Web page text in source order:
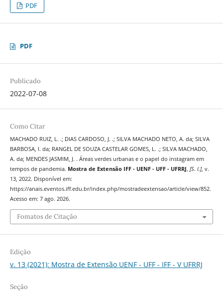
PDF
PDF
Publicado
2022-07-08
Como Citar
MACHADO RUIZ, L. .; DIAS CARDOSO, J. .; SILVA MACHADO NETO, A. da; SILVA
BARBOSA, I. da; RANGEL DE SOUZA CASTELAR GOMES, L. .; SILVA MACHADO,
A. da; MENDES JASMIM, J. . Áreas verdes urbanas e o papel do instagram em
tempos de pandemia. Mostra de Extensão IFF - UENF - UFF - UFRRJ, [S. l.], v.
13, 2022. Disponível em:
https://anais.eventos.iff.edu.br/index.php/mostradeextensao/article/view/852.
Acesso em: 7 ago. 2026.
Fomatos de Citação
Edição
v. 13 (2021): Mostra de Extensão UENF - UFF - IFF - V UFRRJ
Seção